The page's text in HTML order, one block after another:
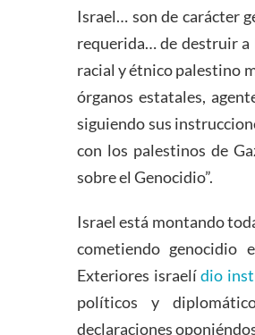
Israel… son de carácter
requerida… de destruir a
racial y étnico palestino
órganos estatales,
siguiendo sus
con los palestinos de
sobre el Genocidio”.
Israel está montando
cometiendo
Exteriores israelídio
políticos y
declaraciones